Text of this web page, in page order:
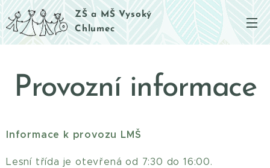
ZŠ a MŠ Vysoký
Chlumec
Provozní informace
Informace k provozu LMŠ
Lesní třída je otevřená od 7:30 do 16:00.